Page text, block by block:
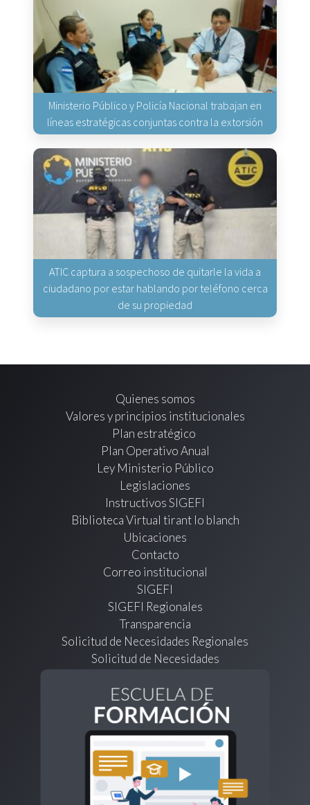
Ministerio Público y Policía Nacional trabajan en
líneas estratégicas conjuntas contra la extorsión
ATIC captura a sospechoso de quitarle la vida a
ciudadano por estar hablando por teléfono cerca
de su propiedad
Quienes somos
Valores y principios institucionales
Plan estratégico
Plan Operativo Anual
Ley Ministerio Público
Legislaciones
Instructivos SIGEFI
Biblioteca Virtual tirant lo blanch
Ubicaciones
Contacto
Correo institucional
SIGEFI
SIGEFI Regionales
Transparencia
Solicitud de Necesidades Regionales
Solicitud de Necesidades